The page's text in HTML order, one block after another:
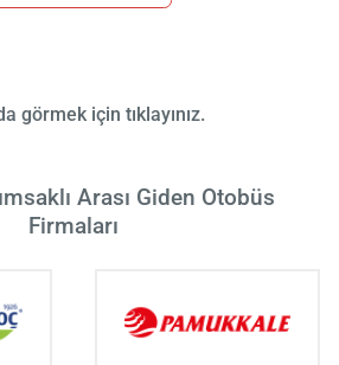
görmek için tıklayınız.
Arası Giden Otobüs
Firmaları